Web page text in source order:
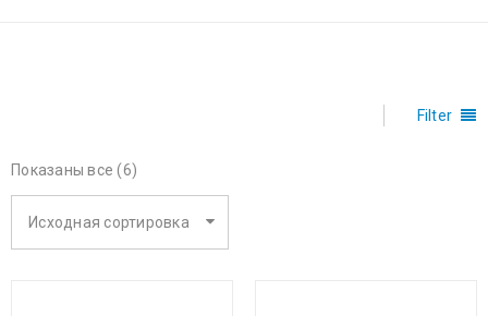
Filter
Показаны все (6)
Исходная сортировка